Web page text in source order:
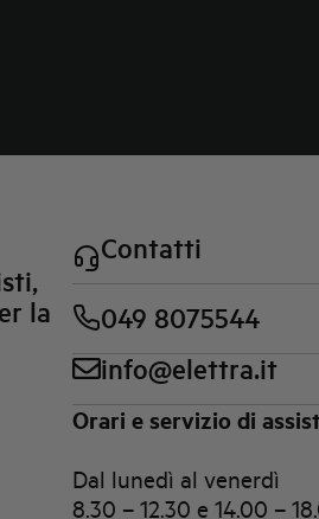
la
Contatti
049 8075544
info@elettra.it
Orari e servizio di
Dal lunedì al venerdì
8.30 – 12.30 e 14.00 –